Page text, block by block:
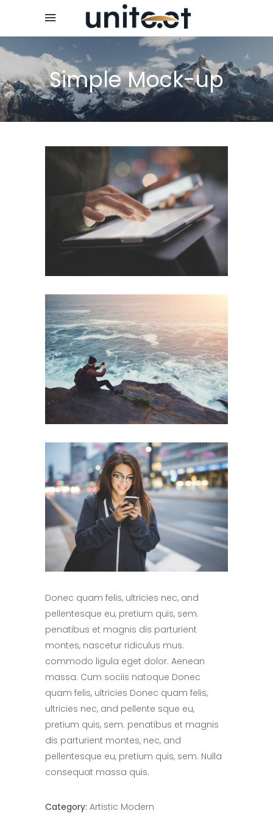
Simple Mock-up
Donec quam felis, ultricies nec, and
pellentesque eu, pretium quis, sem.
penatibus et magnis dis parturient
montes, nascetur ridiculus mus.
commodo ligula eget dolor. Aenean
massa. Cum sociis natoque Donec
quam felis, ultricies Donec quam felis,
ultricies nec, and pellente sque eu,
pretium quis, sem. penatibus et magnis
dis parturient montes, nec, and
pellentesque eu, pretium quis, sem. Nulla
consequat massa quis.
Category: Artistic Modern